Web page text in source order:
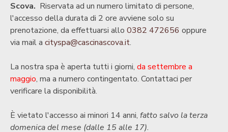
Scova. Riservata ad un numero limitato di persone,
l'accesso della durata di 2 ore avviene solo su
prenotazione, da effettuarsi allo 0382 472656 oppure
via mail a cityspa@cascinascova.it.
La nostra spa è aperta tutti i giorni, da settembre a
maggio, ma a numero contingentato. Contattaci per
verificare la disponibilità.
È vietato l'accesso ai minori 14 anni, fatto salvo la terza
domenica del mese (dalle 15 alle 17).